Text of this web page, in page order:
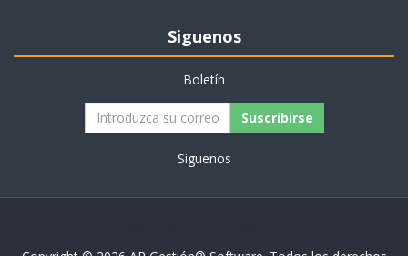
Siguenos
Boletín
Siguenos